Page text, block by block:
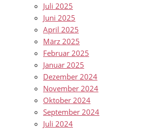
Juli 2025
Juni 2025
April 2025
März 2025
Februar 2025
Januar 2025
Dezember 2024
November 2024
Oktober 2024
September 2024
Juli 2024